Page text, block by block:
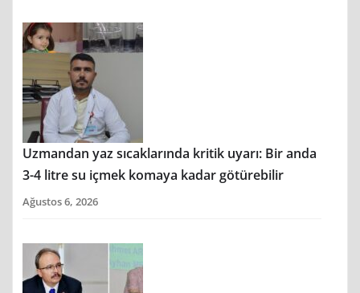
Uzmandan yaz sıcaklarında kritik uyarı: Bir anda
3-4 litre su içmek komaya kadar götürebilir
Ağustos 6, 2026